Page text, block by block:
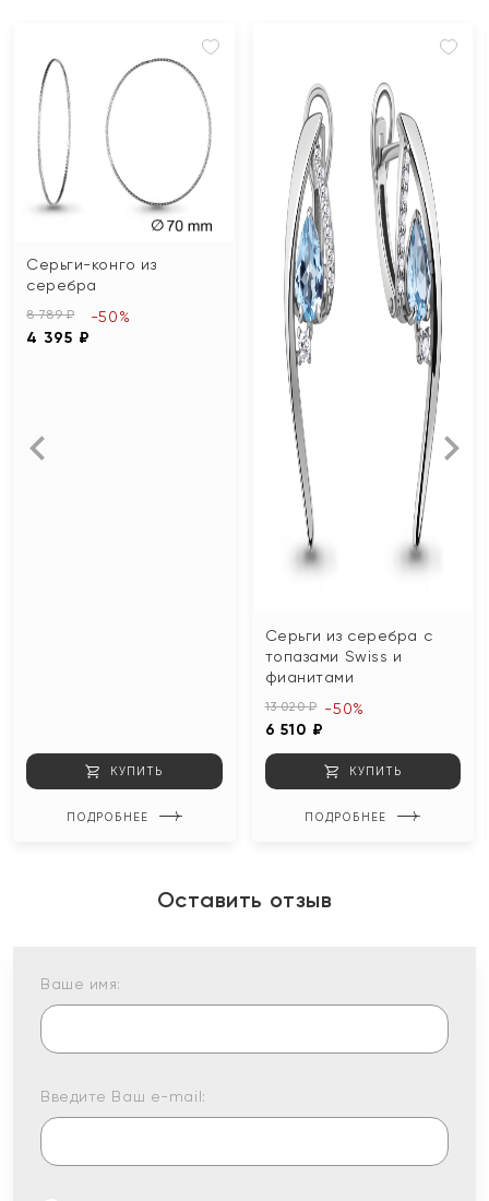
Серьги-конго из
серебра
8 789 ₽
4 395 ₽
-50%
КУПИТЬ
ПОДРОБНЕЕ
Серьги из серебра с
топазами Swiss и
фианитами
13 020 ₽
6 510 ₽
-50%
КУПИТЬ
ПОДРОБНЕЕ
Оставить отзыв
Ваше имя:
Введите Ваш e-mail: